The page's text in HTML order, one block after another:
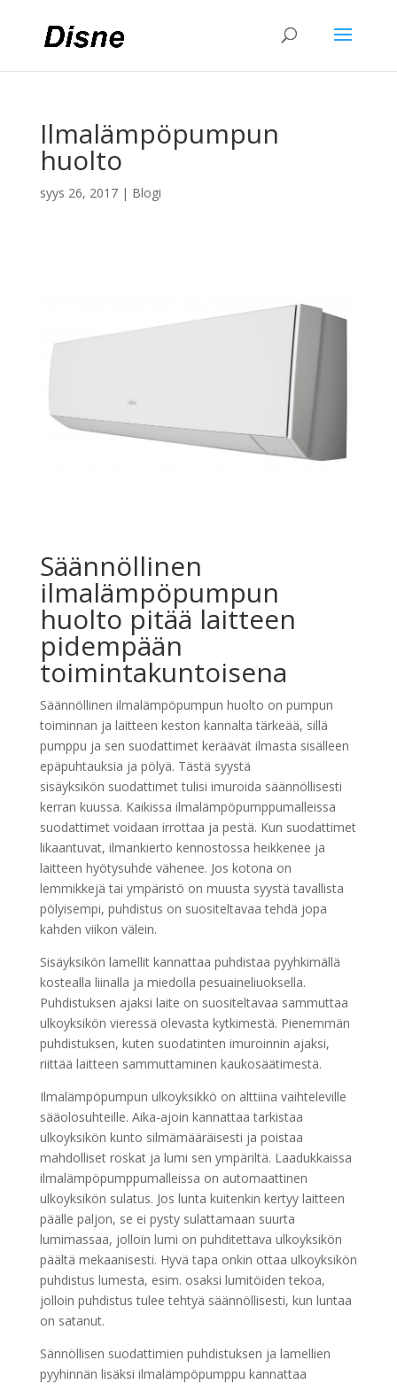
Ilmalämpöpumpun
huolto
syys 26, 2017| Blogi
Säännöllinen
ilmalämpöpumpun
huolto pitää laitteen
pidempään
toimintakuntoisena
Säännöllinen ilmalämpöpumpun huolto on pumpun
toiminnan ja laitteen keston kannalta tärkeää, sillä
pumppu ja sen suodattimet keräävät ilmasta sisälleen
epäpuhtauksia ja pölyä. Tästä syystä
sisäyksikön suodattimet tulisi imuroida säännöllisesti
kerran kuussa. Kaikissa ilmalämpöpumppumalleissa
suodattimet voidaan irrottaa ja pestä. Kun suodattimet
likaantuvat, ilmankierto kennostossa heikkenee ja
laitteen hyötysuhde vähenee. Jos kotona on
lemmikkejä tai ympäristö on muusta syystä tavallista
pölyisempi, puhdistus on suositeltavaa tehdä jopa
kahden viikon välein.
Sisäyksikön lamellit kannattaa puhdistaa pyyhkimällä
kostealla liinalla ja miedolla pesuaineliuoksella.
Puhdistuksen ajaksi laite on suositeltavaa sammuttaa
ulkoyksikön vieressä olevasta kytkimestä. Pienemmän
puhdistuksen, kuten suodatinten imuroinnin ajaksi,
riittää laitteen sammuttaminen kaukosäätimestä.
Ilmalämpöpumpun ulkoyksikkö on alttiina vaihteleville
sääolosuhteille. Aika-ajoin kannattaa tarkistaa
ulkoyksikön kunto silmämääräisesti ja poistaa
mahdolliset roskat ja lumi sen ympäriltä. Laadukkaissa
ilmalämpöpumppumalleissa on automaattinen
ulkoyksikön sulatus. Jos lunta kuitenkin kertyy laitteen
päälle paljon, se ei pysty sulattamaan suurta
lumimassaa, jolloin lumi on puhditettava ulkoyksikön
päältä mekaanisesti. Hyvä tapa onkin ottaa ulkoyksikön
puhdistus lumesta, esim. osaksi lumitöiden tekoa,
jolloin puhdistus tulee tehtyä säännöllisesti, kun luntaa
on satanut.
Sännöllisen suodattimien puhdistuksen ja lamellien
pyyhinnän lisäksi ilmalämpöpumppu kannattaa